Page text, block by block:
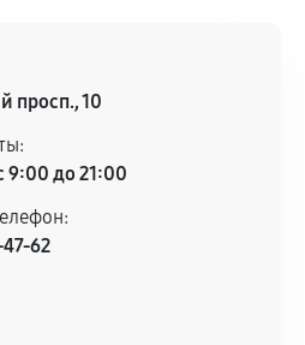
сами комплектующие
сторонних деталей
не несет.
просп., 10
9:00 до 21:00
62